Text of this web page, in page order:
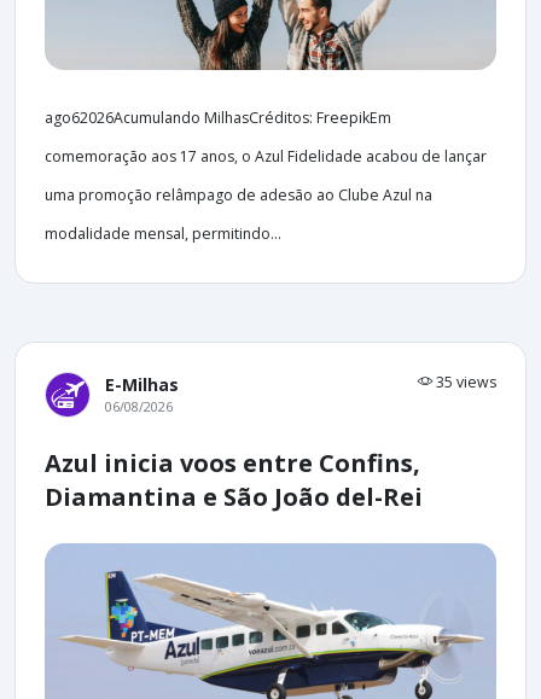
ago62026Acumulando MilhasCréditos: FreepikEm
comemoração aos 17 anos, o Azul Fidelidade acabou de lançar
uma promoção relâmpago de adesão ao Clube Azul na
modalidade mensal, permitindo...
E-Milhas 35 views
06/08/2026
Azul inicia voos entre Confins,
Diamantina e São João del-Rei